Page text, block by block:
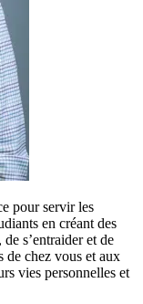
pour servir les
en créant des
s’entraider et de
de chez vous et aux
vies personnelles et